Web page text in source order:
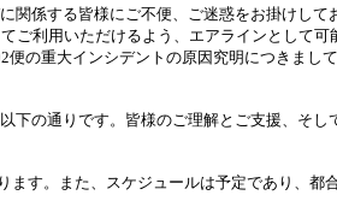
関係する皆様にご不便、ご迷惑をお掛けして
ご利用いただけるよう、エアラインとして可
の重大インシデントの原因究明につきまし
下の通りです。皆様のご理解とご支援、そし
す。また、スケジュールは予定であり、都